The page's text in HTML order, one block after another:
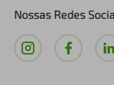
Nossas Redes